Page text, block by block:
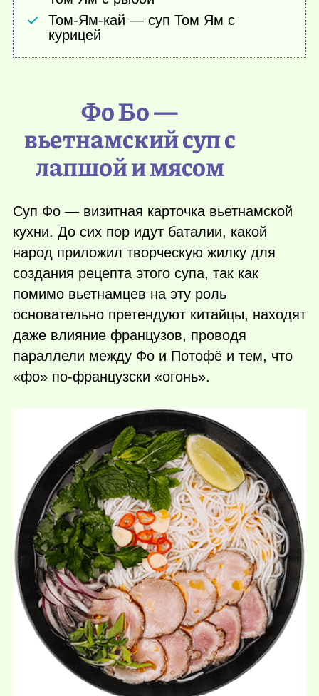
Том-Ям-кай — суп Том Ям с
курицей
Фо Бо —
вьетнамский суп с
лапшой и мясом
Суп Фо — визитная карточка вьетнамской
кухни. До сих пор идут баталии, какой
народ приложил творческую жилку для
создания рецепта этого супа, так как
помимо вьетнамцев на эту роль
основательно претендуют китайцы, находят
даже влияние французов, проводя
параллели между Фо и Потофё и тем, что
«фо» по-французски «огонь».